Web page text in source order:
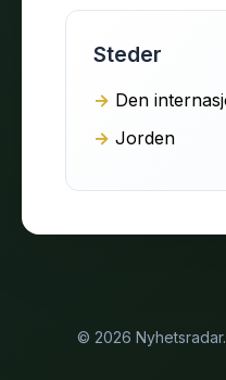
Steder
Den
Jorden
© 2026